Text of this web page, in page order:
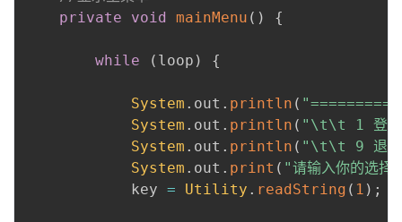
private
void mainMenu ( ) {
while ( loop ) {
System . out . println (
System . out . println ( "\t\t 1 登录
System . out . println ( "\t\t 9 退出
System . out . print ( "请输入你的选
            key
= Utility . readString ( 1 ) ;